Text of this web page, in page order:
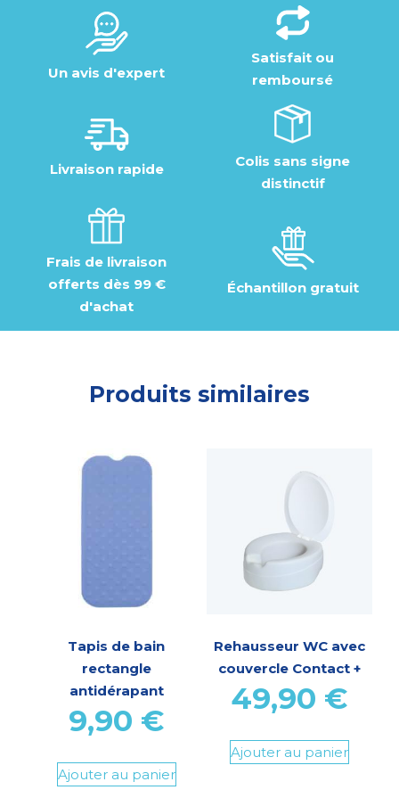
Un avis d'expert
Satisfait ou
remboursé
Livraison rapide
Colis sans signe
distinctif
Frais de livraison
offerts dès 99 €
d'achat
Échantillon gratuit
Produits similaires
Tapis de bain
rectangle
antidérapant
9,90 €
Ajouter au panier
Rehausseur WC avec
couvercle Contact +
49,90 €
Ajouter au panier